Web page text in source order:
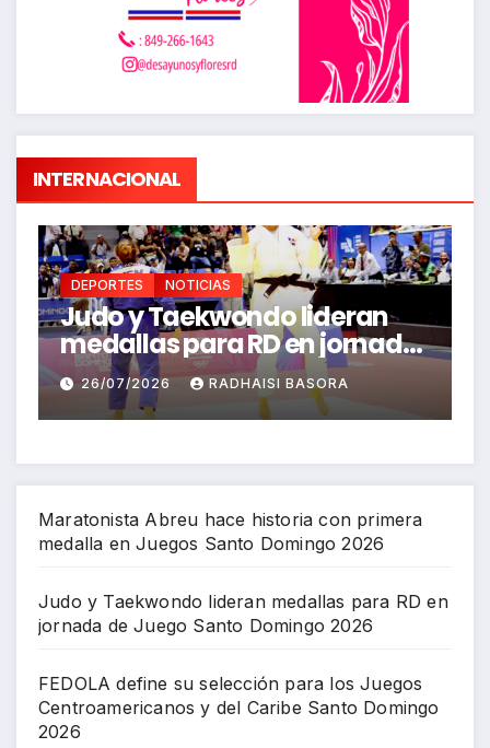
INTERNACIONAL
DEPORTES NOTICIAS
FEDOLA define su selección
para los Juegos
Centroamericanos y del
Caribe Santo Domingo 2026
26/07/2026 RICHARD BAZIL
Maratonista Abreu hace historia con primera
medalla en Juegos Santo Domingo 2026
Judo y Taekwondo lideran medallas para RD en
jornada de Juego Santo Domingo 2026
FEDOLA define su selección para los Juegos
Centroamericanos y del Caribe Santo Domingo
2026